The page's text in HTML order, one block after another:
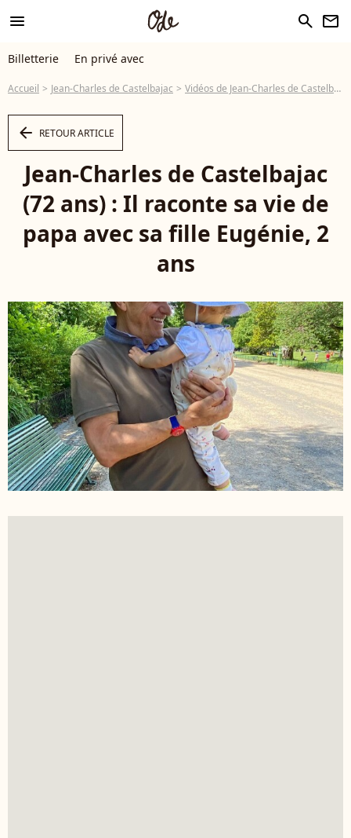
menu search newsletter
Billetterie En privé avec
Accueil Jean-Charles de Castelbajac Vidéos de Jean-Charles de Castelbajac
arrow_left RETOUR ARTICLE
Jean-Charles de Castelbajac
(72 ans) : Il raconte sa vie de
papa avec sa fille Eugénie, 2
ans